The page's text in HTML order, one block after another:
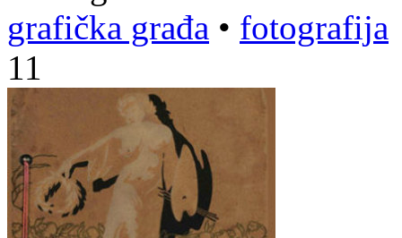
grafička građa • fotografija
11